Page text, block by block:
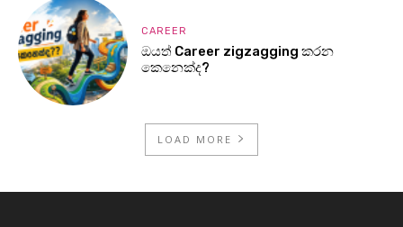
CAREER
ඔයත් Career zigzagging කරන
කෙනෙක්ද?
LOAD MORE